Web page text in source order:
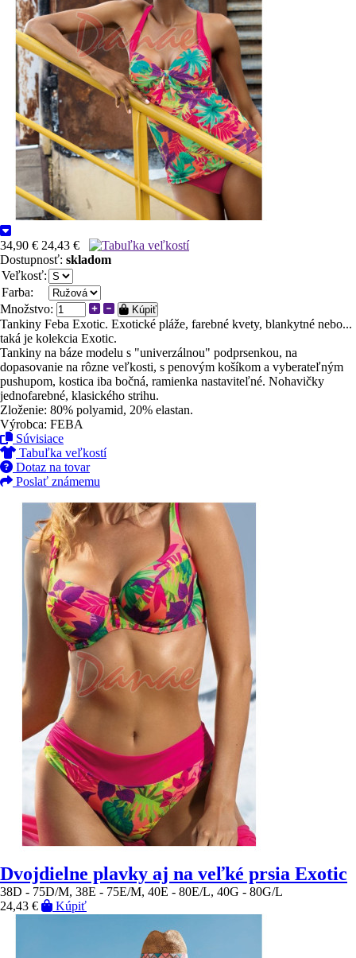
34,90 € 24,43 €
Dostupnosť: skladom
Veľkosť:
Farba:
Množstvo:
Kúpiť
Tankiny Feba Exotic. Exotické pláže, farebné kvety, blankytné nebo...
taká je kolekcia Exotic.
Tankiny na báze modelu s "univerzálnou" podprsenkou, na
dopasovanie na rôzne veľkosti, s penovým košíkom a vyberateľným
pushupom, kostica iba bočná, ramienka nastaviteľné. Nohavičky
jednofarebné, klasického strihu.
Zloženie: 80% polyamid, 20% elastan.
Výrobca: FEBA
Súvisiace
Tabuľka veľkostí
Dotaz na tovar
Poslať známemu
Dvojdielne plavky aj na veľké prsia Exotic
38D - 75D/M, 38E - 75E/M, 40E - 80E/L, 40G - 80G/L
24,43 €
Kúpiť